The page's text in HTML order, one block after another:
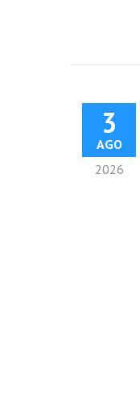
3
AGO
2026